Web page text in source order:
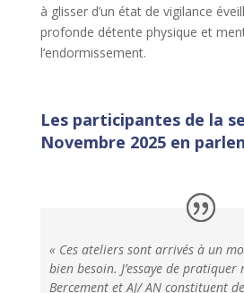
à glisser d’un état de vigilance
profonde détente physique et
l’endormissement.
Les participantes de la
Novembre 2025 en
« Ces ateliers sont arrivés à un
bien besoin. J’essaye de pratiquer
Bercement et AJ/ AN constituent